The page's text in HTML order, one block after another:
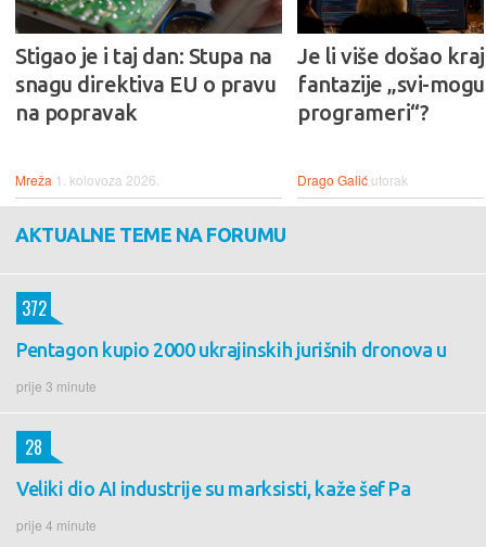
Stigao je i taj dan: Stupa na
snagu direktiva EU o pravu
na popravak
Mreža 1. kolovoza 2026.
Je li više došao kraj
fantazije „svi-
programeri“?
Drago Galić utorak
AKTUALNE TEME NA FORUMU
Pentagon kupio 2000 ukrajinskih jurišnih dronova u
prije 3 minute
372
Veliki dio AI industrije su marksisti, kaže šef Pa
prije 4 minute
28